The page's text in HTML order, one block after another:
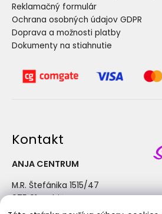
Reklamačný formulár
Ochrana osobných údajov GDPR
Doprava a možnosti platby
Dokumenty na stiahnutie
Kontakt
ANJA CENTRUM
M.R. Štefánika 1515/47
075 01 Trebišov